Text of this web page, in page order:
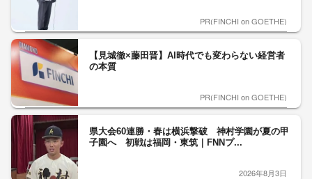
PR(FINCHI on GOETHE)
【見城徹×藤田晋】AI時代でも変わらない経営者
の本質
PR(FINCHI on GOETHE)
県大会60連勝・春は横浜撃破 神村学園が夏の甲
子園へ 初戦は福岡・東筑｜FNNプ...
2026年8月3日